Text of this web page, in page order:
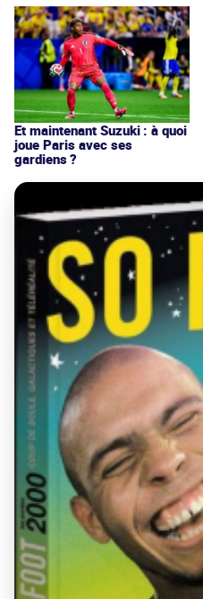
Et maintenant Suzuki : à quoi
joue Paris avec ses
gardiens ?